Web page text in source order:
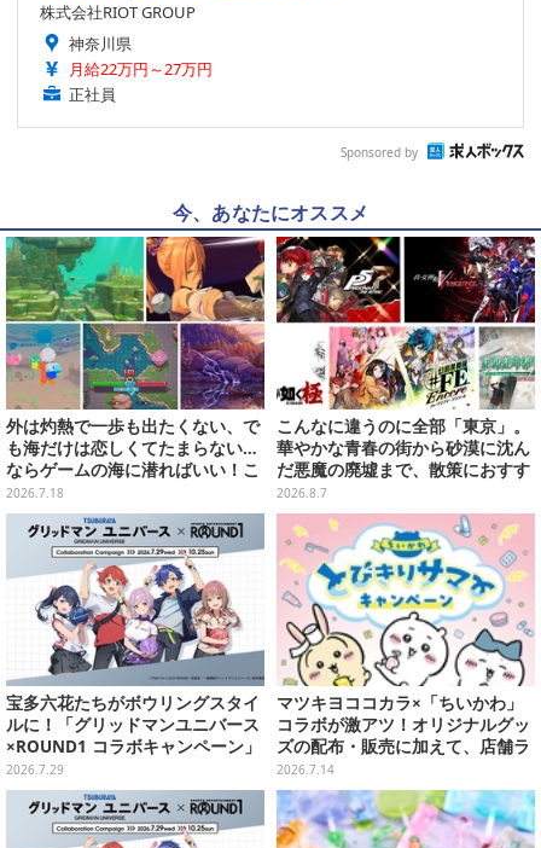
株式会社RIOT GROUP
神奈川県
月給22万円～27万円
正社員
Sponsored by
今、あなたにオススメ
外は灼熱で一歩も出たくない、で
も海だけは恋しくてたまらない…
ならゲームの海に潜ればいい！こ
の夏遊びたいおすすめ海ゲーム5
選【特集】
2026.7.18
こんなに違うのに全部「東京」。
華やかな青春の街から砂漠に沈ん
だ悪魔の廃墟まで、散策におすす
め東京ゲーム5選【特集】
2026.8.7
宝多六花たちがボウリングスタイ
ルに！「グリッドマンユニバース
×ROUND1 コラボキャンペーン」
開催
2026.7.29
マツキヨココカラ×「ちいかわ」
コラボが激アツ！オリジナルグッ
ズの配布・販売に加えて、店舗ラ
ッピングや”花火打ち上げ”まで盛
り沢山
2026.7.14